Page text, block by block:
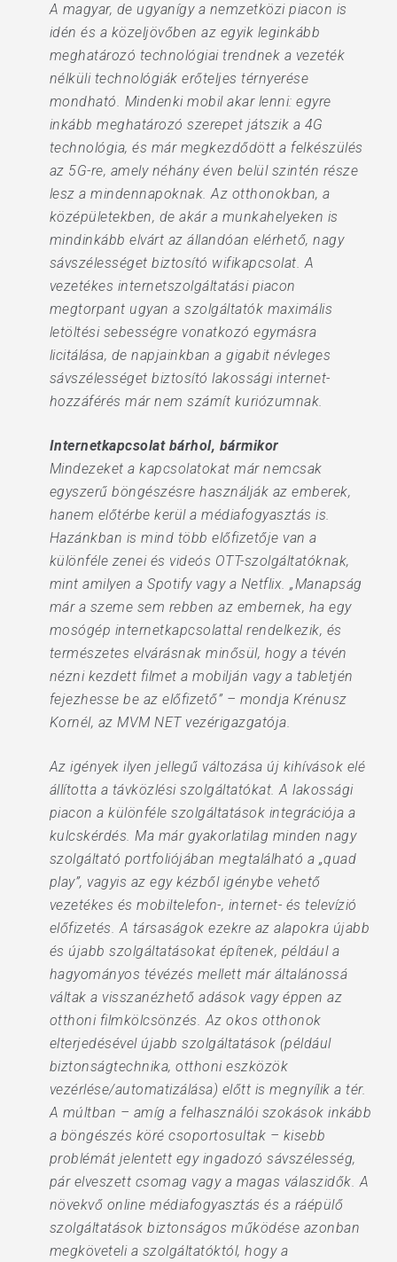
A magyar, de ugyanígy a nemzetközi piacon is
idén és a közeljövőben az egyik leginkább
meghatározó technológiai trendnek a vezeték
nélküli technológiák erőteljes térnyerése
mondható. Mindenki mobil akar lenni: egyre
inkább meghatározó szerepet játszik a 4G
technológia, és már megkezdődött a felkészülés
az 5G-re, amely néhány éven belül szintén része
lesz a mindennapoknak. Az otthonokban, a
középületekben, de akár a munkahelyeken is
mindinkább elvárt az állandóan elérhető, nagy
sávszélességet biztosító wifikapcsolat. A
vezetékes internetszolgáltatási piacon
megtorpant ugyan a szolgáltatók maximális
letöltési sebességre vonatkozó egymásra
licitálása, de napjainkban a gigabit névleges
sávszélességet biztosító lakossági internet-
hozzáférés már nem számít kuriózumnak.
Internetkapcsolat bárhol, bármikor
Mindezeket a kapcsolatokat már nemcsak
egyszerű böngészésre használják az emberek,
hanem előtérbe kerül a médiafogyasztás is.
Hazánkban is mind több előfizetője van a
különféle zenei és videós OTT-szolgáltatóknak,
mint amilyen a Spotify vagy a Netflix. „Manapság
már a szeme sem rebben az embernek, ha egy
mosógép internetkapcsolattal rendelkezik, és
természetes elvárásnak minősül, hogy a tévén
nézni kezdett filmet a mobilján vagy a tabletjén
fejezhesse be az előfizető” – mondja Krénusz
Kornél, az MVM NET vezérigazgatója.
Az igények ilyen jellegű változása új kihívások elé
állította a távközlési szolgáltatókat. A lakossági
piacon a különféle szolgáltatások integrációja a
kulcskérdés. Ma már gyakorlatilag minden nagy
szolgáltató portfoliójában megtalálható a „quad
play”, vagyis az egy kézből igénybe vehető
vezetékes és mobiltelefon-, internet- és televízió
előfizetés. A társaságok ezekre az alapokra újabb
és újabb szolgáltatásokat építenek, például a
hagyományos tévézés mellett már általánossá
váltak a visszanézhető adások vagy éppen az
otthoni filmkölcsönzés. Az okos otthonok
elterjedésével újabb szolgáltatások (például
biztonságtechnika, otthoni eszközök
vezérlése/automatizálása) előtt is megnyílik a tér.
A múltban – amíg a felhasználói szokások inkább
a böngészés köré csoportosultak – kisebb
problémát jelentett egy ingadozó sávszélesség,
pár elveszett csomag vagy a magas válaszidők. A
növekvő online médiafogyasztás és a ráépülő
szolgáltatások biztonságos működése azonban
megköveteli a szolgáltatóktól, hogy a